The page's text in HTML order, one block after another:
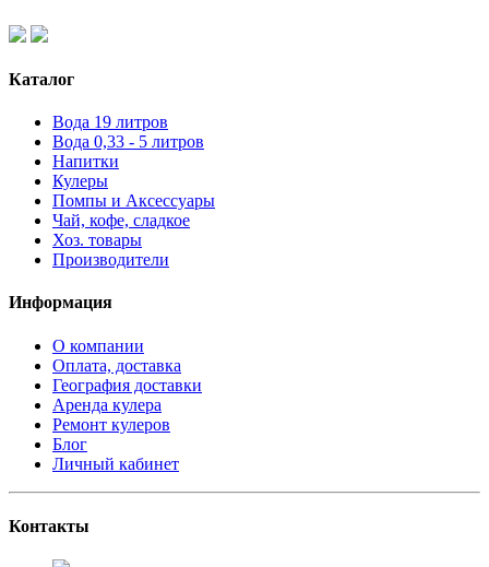
Каталог
Вода 19 литров
Вода 0,33 - 5 литров
Напитки
Кулеры
Помпы и Аксессуары
Чай, кофе, сладкое
Хоз. товары
Производители
Информация
О компании
Оплата, доставка
География доставки
Аренда кулера
Ремонт кулеров
Блог
Личный кабинет
Контакты